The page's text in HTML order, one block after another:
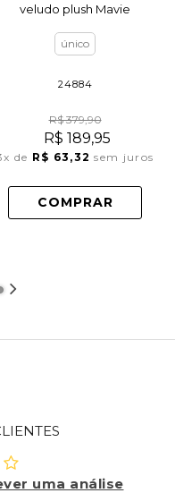
veludo plush Mavie
único
24884
R$ 379,90
R$ 189,95
de R$ 63,32 sem juros
COMPRAR
uma análise